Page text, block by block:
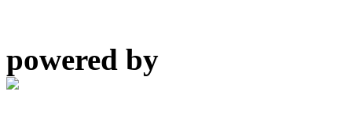
powered by